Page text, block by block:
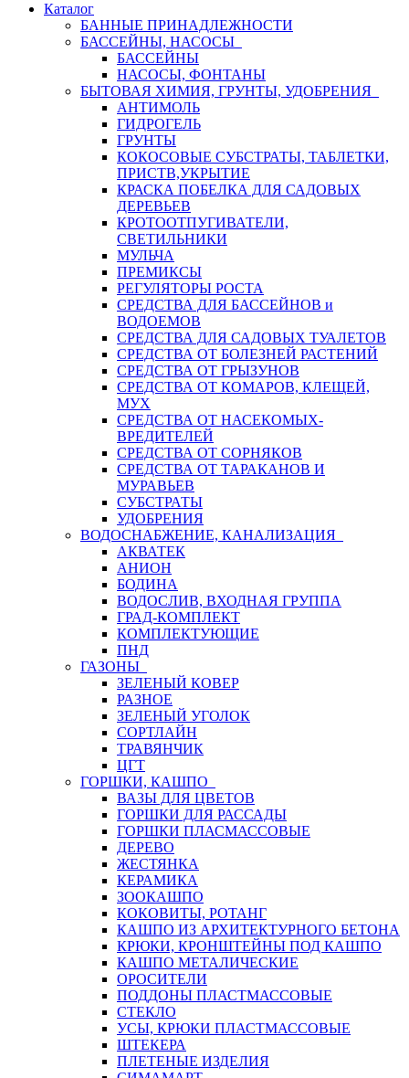
Каталог
БАННЫЕ ПРИНАДЛЕЖНОСТИ
БАССЕЙНЫ, НАСОСЫ
БАССЕЙНЫ
НАСОСЫ, ФОНТАНЫ
БЫТОВАЯ ХИМИЯ, ГРУНТЫ, УДОБРЕНИЯ
АНТИМОЛЬ
ГИДРОГЕЛЬ
ГРУНТЫ
КОКОСОВЫЕ СУБСТРАТЫ, ТАБЛЕТКИ,
ПРИСТВ,УКРЫТИЕ
КРАСКА ПОБЕЛКА ДЛЯ САДОВЫХ
ДЕРЕВЬЕВ
КРОТООТПУГИВАТЕЛИ,
СВЕТИЛЬНИКИ
МУЛЬЧА
ПРЕМИКСЫ
РЕГУЛЯТОРЫ РОСТА
СРЕДСТВА ДЛЯ БАССЕЙНОВ и
ВОДОЕМОВ
СРЕДСТВА ДЛЯ САДОВЫХ ТУАЛЕТОВ
СРЕДСТВА ОТ БОЛЕЗНЕЙ РАСТЕНИЙ
СРЕДСТВА ОТ ГРЫЗУНОВ
СРЕДСТВА ОТ КОМАРОВ, КЛЕЩЕЙ,
МУХ
СРЕДСТВА ОТ НАСЕКОМЫХ-
ВРЕДИТЕЛЕЙ
СРЕДСТВА ОТ СОРНЯКОВ
СРЕДСТВА ОТ ТАРАКАНОВ И
МУРАВЬЕВ
СУБСТРАТЫ
УДОБРЕНИЯ
ВОДОСНАБЖЕНИЕ, КАНАЛИЗАЦИЯ
АКВАТЕК
АНИОН
БОДИНА
ВОДОСЛИВ, ВХОДНАЯ ГРУППА
ГРАД-КОМПЛЕКТ
КОМПЛЕКТУЮЩИЕ
ПНД
ГАЗОНЫ
ЗЕЛЕНЫЙ КОВЕР
РАЗНОЕ
ЗЕЛЕНЫЙ УГОЛОК
СОРТЛАЙН
ТРАВЯНЧИК
ЦГТ
ГОРШКИ, КАШПО
ВАЗЫ ДЛЯ ЦВЕТОВ
ГОРШКИ ДЛЯ РАССАДЫ
ГОРШКИ ПЛАСМАССОВЫЕ
ДЕРЕВО
ЖЕСТЯНКА
КЕРАМИКА
ЗООКАШПО
КОКОВИТЫ, РОТАНГ
КАШПО ИЗ АРХИТЕКТУРНОГО БЕТОНА
КРЮКИ, КРОНШТЕЙНЫ ПОД КАШПО
КАШПО МЕТАЛИЧЕСКИЕ
ОРОСИТЕЛИ
ПОДДОНЫ ПЛАСТМАССОВЫЕ
СТЕКЛО
УСЫ, КРЮКИ ПЛАСТМАССОВЫЕ
ШТЕКЕРА
ПЛЕТЕНЫЕ ИЗДЕЛИЯ